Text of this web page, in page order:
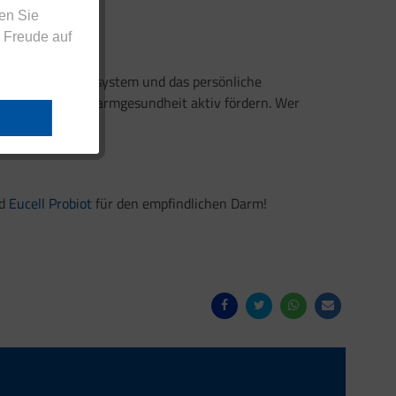
Sie
auf
Immunsystem und das persönliche
sich die Darmgesundheit aktiv fördern. Wer
Eucell Probiotfür den empfindlichen Darm!